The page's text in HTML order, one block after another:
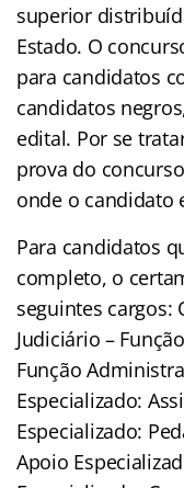
superior
Estado. O
para candidatos
candidatos
edital. Por se
prova do
onde o candidato
Para candidatos
completo, o
seguintes cargos:
Judiciário –
Função
Especializado:
Especializado:
Apoio